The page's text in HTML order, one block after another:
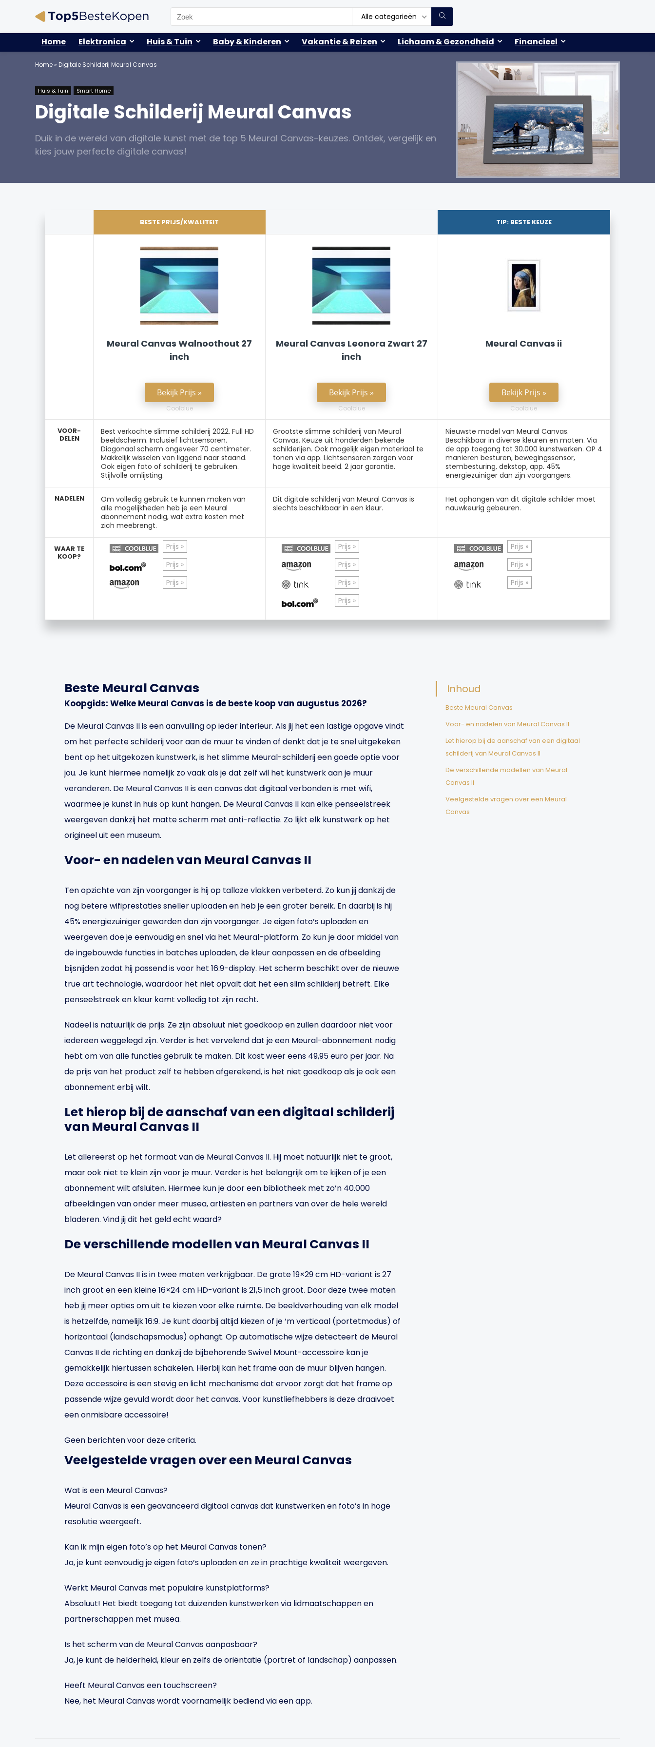
Search
for:
Alle categorieën
Home Elektronica Huis & Tuin Baby & Kinderen Vakantie & Reizen Lichaam & Gezondheid Financieel
Home» Digitale Schilderij Meural Canvas
Huis & Tuin Smart Home
Digitale Schilderij Meural Canvas
Duik in de wereld van digitale kunst met de top 5 Meural Canvas-keuzes. Ontdek, vergelijk en
kies jouw perfecte digitale canvas!
VOOR-
DELEN
NADELEN
WAAR TE
KOOP?
BESTE PRIJS/KWALITEIT
Meural Canvas Walnoothout 27
inch
Bekijk Prijs »
Coolblue
Best verkochte slimme schilderij 2022. Full HD
beeldscherm. Inclusief lichtsensoren.
Diagonaal scherm ongeveer 70 centimeter.
Makkelijk wisselen van liggend naar staand.
Ook eigen foto of schilderij te gebruiken.
Stijlvolle omlijsting.
Om volledig gebruik te kunnen maken van
alle mogelijkheden heb je een Meural
abonnement nodig, wat extra kosten met
zich meebrengt.
Prijs »
Prijs »
Prijs »
Meural Canvas Leonora Zwart 27
inch
Bekijk Prijs »
Coolblue
Grootste slimme schilderij van Meural
Canvas. Keuze uit honderden bekende
schilderijen. Ook mogelijk eigen materiaal te
tonen via app. Lichtsensoren zorgen voor
hoge kwaliteit beeld. 2 jaar garantie.
Dit digitale schilderij van Meural Canvas is
slechts beschikbaar in een kleur.
Prijs »
Prijs »
Prijs »
Prijs »
TIP: BESTE KEUZE
Meural Canvas ii
Bekijk Prijs »
Coolblue
Nieuwste model van Meural Canvas.
Beschikbaar in diverse kleuren en maten. Via
de app toegang tot 30.000 kunstwerken. OP 4
manieren besturen, bewegingssensor,
stembesturing, dekstop, app. 45%
energiezuiniger dan zijn voorgangers.
Het ophangen van dit digitale schilder moet
nauwkeurig gebeuren.
Prijs »
Prijs »
Prijs »
Beste Meural Canvas
Koopgids: Welke Meural Canvas is de beste koop van augustus 2026?
De Meural Canvas II is een aanvulling op ieder interieur. Als jij het een lastige opgave vindt
om het perfecte schilderij voor aan de muur te vinden of denkt dat je te snel uitgekeken
bent op het uitgekozen kunstwerk, is het slimme Meural-schilderij een goede optie voor
jou. Je kunt hiermee namelijk zo vaak als je dat zelf wil het kunstwerk aan je muur
veranderen. De Meural Canvas II is een canvas dat digitaal verbonden is met wifi,
waarmee je kunst in huis op kunt hangen. De Meural Canvas II kan elke penseelstreek
weergeven dankzij het matte scherm met anti-reflectie. Zo lijkt elk kunstwerk op het
origineel uit een museum.
Voor- en nadelen van Meural Canvas II
Ten opzichte van zijn voorganger is hij op talloze vlakken verbeterd. Zo kun jij dankzij de
nog betere wifiprestaties sneller uploaden en heb je een groter bereik. En daarbij is hij
45% energiezuiniger geworden dan zijn voorganger. Je eigen foto’s uploaden en
weergeven doe je eenvoudig en snel via het Meural-platform. Zo kun je door middel van
de ingebouwde functies in batches uploaden, de kleur aanpassen en de afbeelding
bijsnijden zodat hij passend is voor het 16:9-display. Het scherm beschikt over de nieuwe
true art technologie, waardoor het niet opvalt dat het een slim schilderij betreft. Elke
penseelstreek en kleur komt volledig tot zijn recht.
Nadeel is natuurlijk de prijs. Ze zijn absoluut niet goedkoop en zullen daardoor niet voor
iedereen weggelegd zijn. Verder is het vervelend dat je een Meural-abonnement nodig
hebt om van alle functies gebruik te maken. Dit kost weer eens 49,95 euro per jaar. Na
de prijs van het product zelf te hebben afgerekend, is het niet goedkoop als je ook een
abonnement erbij wilt.
Let hierop bij de aanschaf van een digitaal schilderij
van Meural Canvas II
Let allereerst op het formaat van de Meural Canvas II. Hij moet natuurlijk niet te groot,
maar ook niet te klein zijn voor je muur. Verder is het belangrijk om te kijken of je een
abonnement wilt afsluiten. Hiermee kun je door een bibliotheek met zo’n 40.000
afbeeldingen van onder meer musea, artiesten en partners van over de hele wereld
bladeren. Vind jij dit het geld echt waard?
De verschillende modellen van Meural Canvas II
De Meural Canvas II is in twee maten verkrijgbaar. De grote 19×29 cm HD-variant is 27
inch groot en een kleine 16×24 cm HD-variant is 21,5 inch groot. Door deze twee maten
heb jij meer opties om uit te kiezen voor elke ruimte. De beeldverhouding van elk model
is hetzelfde, namelijk 16:9. Je kunt daarbij altijd kiezen of je ‘m verticaal (portetmodus) of
horizontaal (landschapsmodus) ophangt. Op automatische wijze detecteert de Meural
Canvas II de richting en dankzij de bijbehorende Swivel Mount-accessoire kan je
gemakkelijk hiertussen schakelen. Hierbij kan het frame aan de muur blijven hangen.
Deze accessoire is een stevig en licht mechanisme dat ervoor zorgt dat het frame op
passende wijze gevuld wordt door het canvas. Voor kunstliefhebbers is deze draaivoet
een onmisbare accessoire!
Geen berichten voor deze criteria.
Veelgestelde vragen over een Meural Canvas
Wat is een Meural Canvas?
Meural Canvas is een geavanceerd digitaal canvas dat kunstwerken en foto’s in hoge
resolutie weergeeft.
Kan ik mijn eigen foto’s op het Meural Canvas tonen?
Ja, je kunt eenvoudig je eigen foto’s uploaden en ze in prachtige kwaliteit weergeven.
Werkt Meural Canvas met populaire kunstplatforms?
Absoluut! Het biedt toegang tot duizenden kunstwerken via lidmaatschappen en
partnerschappen met musea.
Is het scherm van de Meural Canvas aanpasbaar?
Ja, je kunt de helderheid, kleur en zelfs de oriëntatie (portret of landschap) aanpassen.
Heeft Meural Canvas een touchscreen?
Nee, het Meural Canvas wordt voornamelijk bediend via een app.
Inhoud
Beste Meural Canvas
Voor- en nadelen van Meural Canvas II
Let hierop bij de aanschaf van een digitaal
schilderij van Meural Canvas II
De verschillende modellen van Meural
Canvas II
Veelgestelde vragen over een Meural
Canvas